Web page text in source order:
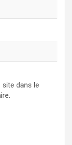
dans le